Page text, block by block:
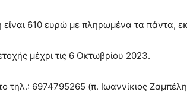
είναι 610 ευρώ με πληρωμένα τα πάντα,
μέχρι τις 6 Οκτωβρίου 2023.
τηλ.: 6974795265 (π. Ιωαννίκιος